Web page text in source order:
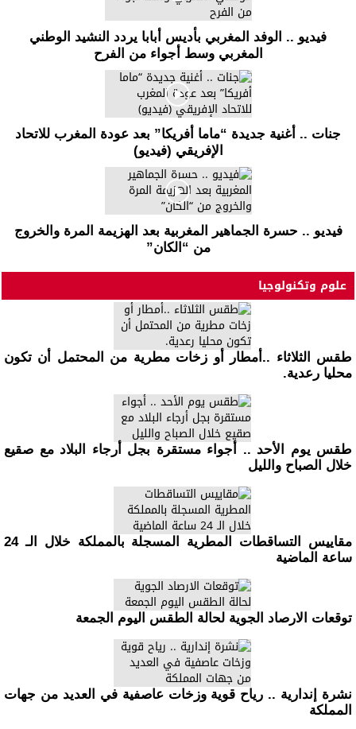
فيديو .. الوفد المغربي بأديس أبابا يردد النشيد الوطني
المغربي وسط أجواء من الفرح
جنات .. أغنية جديدة “ماما أفريكا” بعد عودة المغرب للاتحاد
الإفريقي (فيديو)
فيديو .. حسرة الجماهير المغربية بعد الهزيمة المرة والخروج
من “الكان”
علوم وتكنولوجيا
طقس الثلاثاء ..أمطار أو زخات مطرية من المحتمل أن تكون
محليا رعدية.
طقس يوم الأحد .. أجواء مستقرة بجل أرجاء البلاد مع صقيع
خلال الصباح والليل
مقاييس التساقطات المطرية المسجلة بالمملكة خلال الـ 24
ساعة الماضية
توقعات الارصاد الجوية لحالة الطقس اليوم الجمعة
نشرة إندارية .. رياح قوية وزخات عاصفية في العديد من جهات
المملكة